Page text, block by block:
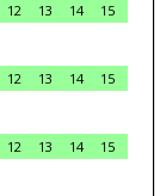
12 13 14
15
12 13 14
15
12 13 14
15